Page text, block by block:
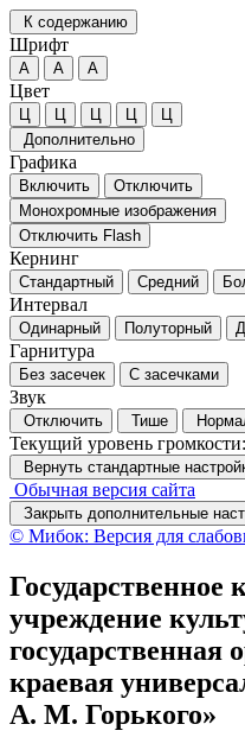
К содержанию
Шрифт
А А А
Цвет
Ц Ц Ц Ц
Ц
Дополнительно
Графика
Включить
Отключить
Монохромные изображения
Отключить Flash
Кернинг
Стандартный Средний
Интервал
Одинарный Полуторный
Гарнитура
Без засечек С засечками
Звук
Отключить Тише
Текущий уровень громкости:
Вернуть стандартные
Обычная версия сайта
Закрыть дополнительные
© Мибок: Версия для
Государственное
учреждение
государственная
краевая
А. М. Горького»